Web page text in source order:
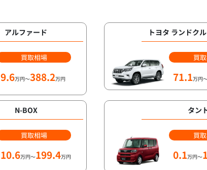
アルファード
買取相場
9.6万円～388.2万円
トヨタ ランドク
買
71.1万円
N-BOX
買取相場
10.6万円～199.4万円
タン
買
0.1万円～